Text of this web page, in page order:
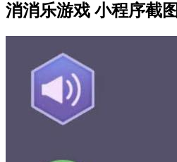
消消乐游戏 小程序截图